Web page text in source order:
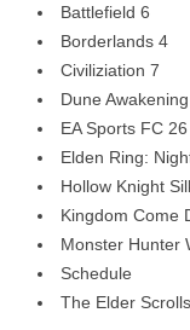
Battlefield 6
Borderlands 4
Civiliziation 7
Dune Awakening
EA Sports FC 26
Elden Ring:
Hollow Knight
Kingdom Come
Monster Hunter
Schedule
The Elder